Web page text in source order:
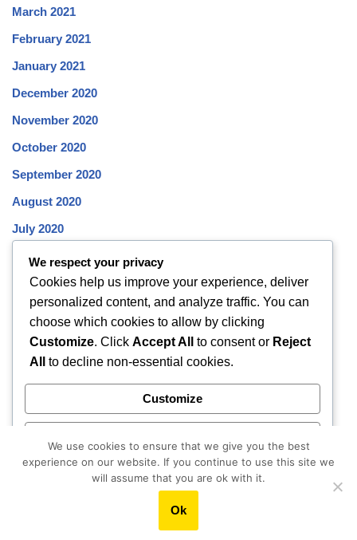
March 2021
February 2021
January 2021
December 2020
November 2020
October 2020
September 2020
August 2020
July 2020
June 2020
May 2020
April 2020
March 2020
February 2020
December 2019
November 2019
October 2019
We respect your privacy
Cookies help us improve your experience, deliver
personalized content, and analyze traffic. You can
choose which cookies to allow by clicking
Customize. Click Accept All to consent or Reject
All
to decline non-essential cookies.
Customize
Accept All
We use cookies to ensure that we give you the best
experience on our website. If you continue to use this site we
will assume that you are ok with it.
Ok